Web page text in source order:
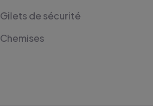
Gilets de sécurité
Chemises